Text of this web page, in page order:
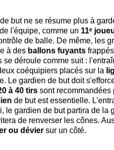
but ne se résume plus à
l'équipe, comme un 11ᵉ
de balle. De même, les
à des ballons fuyants
déroule comme suit :
coéquipiers placés sur la
Le gardien de but doit
à 40 tirs sont recommandées
de but est essentielle.
le gardien de but partira de la
de renverser les cônes.
ou dévier sur un côté.